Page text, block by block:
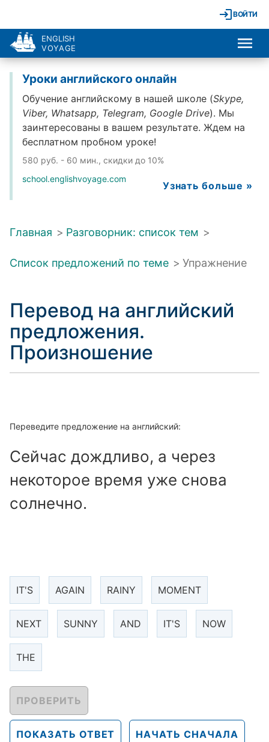
ВОЙТИ
ENGLISH
VOYAGE
Уроки английского онлайн
Обучение английскому в нашей школе (Skype,
Viber, Whatsapp, Telegram, Google Drive). Мы
заинтересованы в вашем результате. Ждем на
бесплатном пробном уроке!
580 руб. - 60 мин., скидки до 10%
school.englishvoyage.com
Узнать больше »
Главная > Разговорник: список тем >
Список предложений по теме > Упражнение
Перевод на английский
предложения.
Произношение
Переведите предложение на английский:
Сейчас дождливо, а через
некоторое время уже снова
солнечно.
IT'S AGAIN RAINY MOMENT
NEXT SUNNY AND IT'S NOW
THE
ПРОВЕРИТЬ
ПОКАЗАТЬ ОТВЕТ НАЧАТЬ СНАЧАЛА